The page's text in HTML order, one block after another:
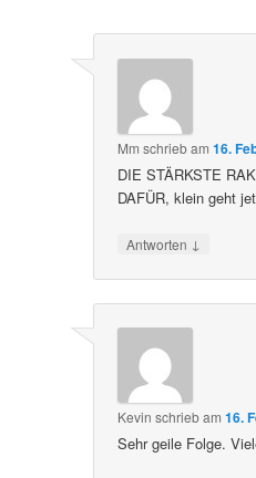
Mm schriebam16.
DIE STÄRKSTE
DAFÜR, klein geht
Antworten ↓
Kevin schriebam16.
Sehr geile Folge.